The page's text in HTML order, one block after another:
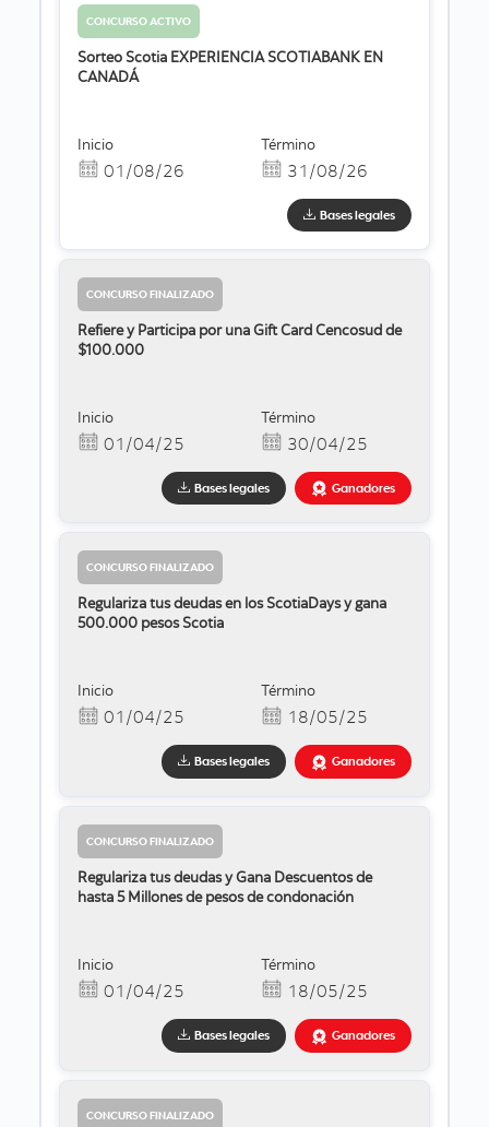
CONCURSO ACTIVO
Sorteo Scotia EXPERIENCIA SCOTIABANK EN
CANADÁ
Inicio
01/08/26
Término
31/08/26
Bases legales
CONCURSO FINALIZADO
Refiere y Participa por una Gift Card Cencosud de
$100.000
Inicio
01/04/25
Término
30/04/25
Bases legales Ganadores
CONCURSO FINALIZADO
Regulariza tus deudas en los ScotiaDays y gana
500.000 pesos Scotia
Inicio
01/04/25
Término
18/05/25
Bases legales Ganadores
CONCURSO FINALIZADO
Regulariza tus deudas y Gana Descuentos de
hasta 5 Millones de pesos de condonación
Inicio
01/04/25
Término
18/05/25
Bases legales Ganadores
CONCURSO FINALIZADO